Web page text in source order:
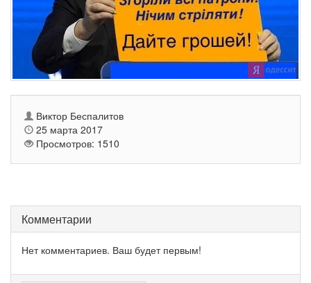
Виктор Беспалитов
25 марта 2017
Просмотров: 1510
Комментарии
Нет комментариев. Ваш будет первым!